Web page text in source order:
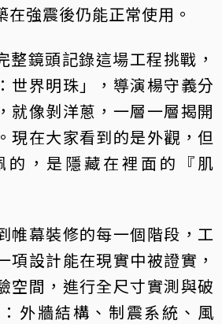
強震後仍能正常使用。
鏡頭記錄這場工程挑戰，
世界明珠」，導演楊守義分
就像剝洋蔥，一層一層揭開
現在大家看到的是外觀，但
的，是隱藏在裡面的『肌
帷幕裝修的每一個階段，工
項設計能在現實中被證實，
空間，進行全尺寸實測與破
外牆結構、制震系統、風